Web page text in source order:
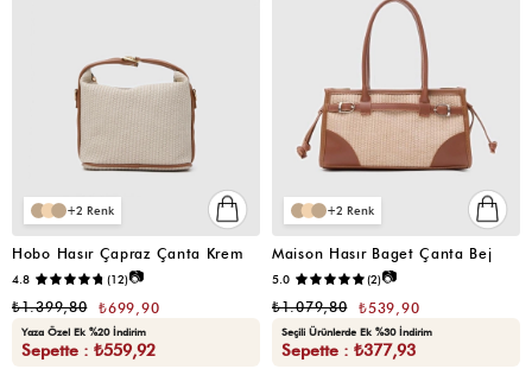
2
Hobo Hasır Çapraz Çanta Krem
4.8 (12)📷
₺699,90
₺1.399,80
Yaza Özel Ek %20 İndirim
Sepette : ₺559,92
2
Maison Hasır Baget Çanta Bej
5.0 (2)📷
₺539,90
₺1.079,80
Seçili Ürünlerde Ek %30 İndirim
Sepette : ₺377,93